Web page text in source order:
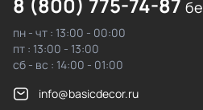
пн - чт : 13:00 - 00:00
пт : 13:00 - 13:00
сб - вс : 14:00 - 01:00
info@basicdecor.ru